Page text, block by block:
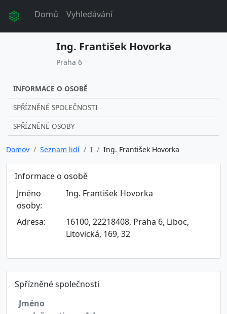
Domů Vyhledávání
Ing. František Hovorka
Praha 6
INFORMACE O OSOBĚ
SPŘÍZNĚNÉ SPOLEČNOSTI
SPŘÍZNĚNÉ OSOBY
Domov Seznam lidí I Ing. František Hovorka
Informace o osobě
Jméno
osoby:
Ing. František Hovorka
Adresa:
16100, 22218408, Praha 6, Liboc,
Litovická, 169, 32
Spřízněné společnosti
Jméno